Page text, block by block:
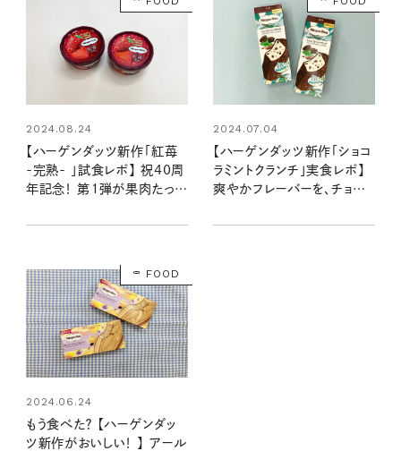
2024.08.24
【ハーゲンダッツ新作「紅苺
-完熟- 」試食レポ】 祝40周
年記念！ 第１弾が果肉たっぷ
今日のおやつ
2024.07.04
【ハーゲンダッツ新作「ショコ
ラミントクランチ」実食レポ】
爽やかフレーバーを、チョコミ
べてみた！ #今日のおやつ
FOOD
2024.06.24
もう食べた？ 【ハーゲンダッ
ツ新作がおいしい！ 】 アール